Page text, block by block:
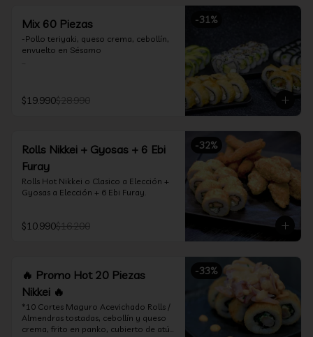
-31%
Mix 60 Piezas
-Pollo teriyaki, queso crema, cebollín,
envuelto en Sésamo
-Camarón furay, queso crema,
frito en tempura.
-Kanikama, queso crema, envuelto en
nori (hosomaki)
$19.990$28.990
-32%
Rolls Nikkei + Gyosas + 6 Ebi
Furay
Rolls Hot Nikkei o Clasico a Elección +
Gyosas a Elección + 6 Ebi Furay.
$10.990$16.200
-33%
🔥 Promo Hot 20 Piezas
Nikkei 🔥
*10 Cortes Maguro Acevichado Rolls /
Almendras tostadas, cebollín y queso
crema, frito en panko, cubierto de atún